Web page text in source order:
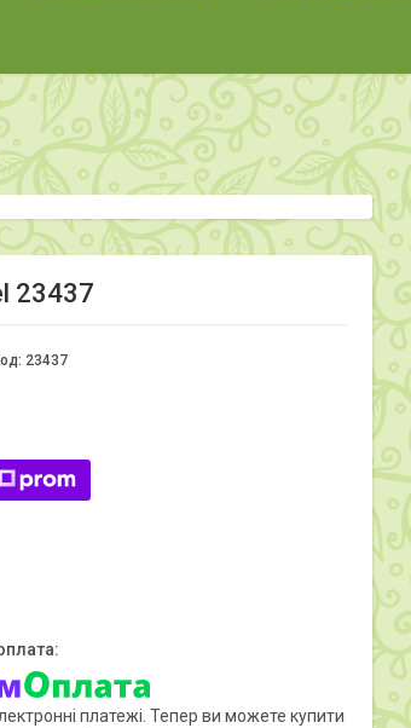
23437
23437
платежі. Тепер ви можете купити